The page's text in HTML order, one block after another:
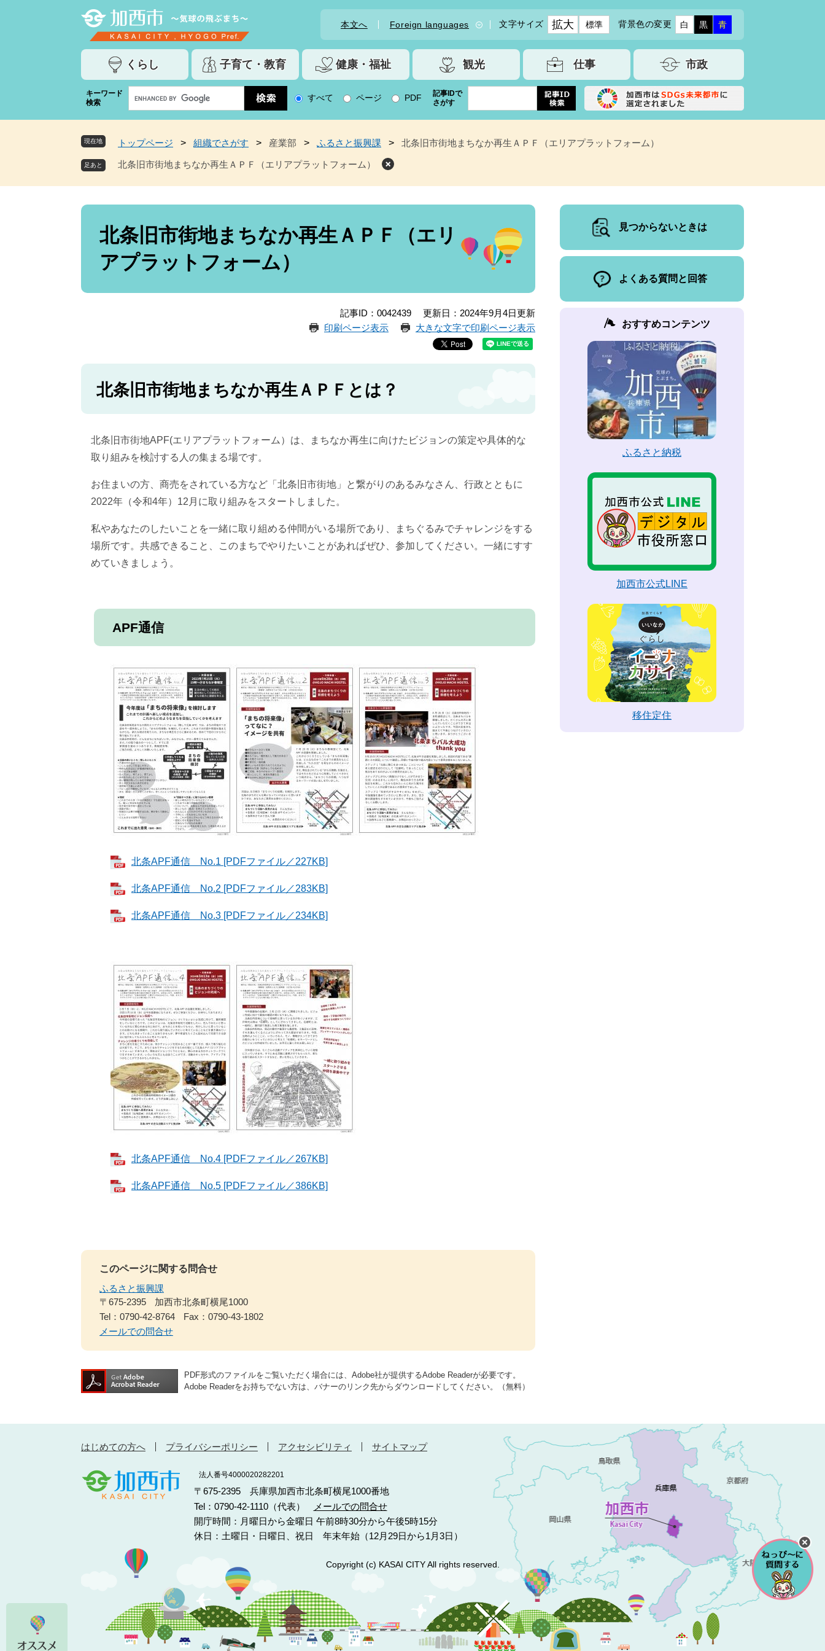
本文へ Foreign languages 文字サイズ 拡大 標準 背景色の変更 白 黒 青
くらし 子育て・教育 健康・福祉 観光 仕事 市政
キーワード
検索
o
l
カ
索
すべて ページ PDF
記事IDで
さがす
現在地 トップページ > 組織でさがす > 産業部 > ふるさと振興課 > 北条旧市街地まちなか再生ＡＰＦ（エリアプラットフォーム）
北条旧市街地まちなか再生ＡＰＦ（エリアプラットフォーム）
本
北条旧市街地まちなか再生ＡＰＦ（エリ
アプラットフォーム）
記事ID：0042439
更新日：2024年9月4日更新
印刷ページ表示
大きな文字で印刷ページ表示
​北条旧市街地まちなか再生ＡＰＦとは？
北条旧市街地APF(エリアプラットフォーム）は、まちなか再生に向けたビジョンの策定や具体的な
取り組みを検討する人の集まる場です。
お住まいの方、商売をされている方など「北条旧市街地」と繋がりのあるみなさん、行政とともに
2022年（令和4年）12月に取り組みをスタートしました。
私やあなたのしたいことを一緒に取り組める仲間がいる場所であり、まちぐるみでチャレンジをする
場所です。共感できること、このまちでやりたいことがあればぜひ、参加してください。一緒にすす
めていきましょう。
APF通信
北条APF通信 No.1 [PDFファイル／227KB]
北条APF通信 No.2 [PDFファイル／283KB]
北条APF通信 No.3 [PDFファイル／234KB]
北条APF通信 No.4 [PDFファイル／267KB]
北条APF通信 No.5 [PDFファイル／386KB]
このページに関する問合せ
ふるさと振興課
〒675-2395
加西市北条町横尾1000
Tel：0790-42-8764
Fax：0790-43-1802
メールでの問合せ
PDF形式のファイルをご覧いただく場合には、Adobe社が提供するAdobe Readerが必要です。
Adobe Readerをお持ちでない方は、バナーのリンク先からダウンロードしてください。（無料）
見つからないときは
よくある質問と回答
おすすめコンテンツ
ふるさと納税
加西市公式LINE
移住定住
はじめての方へ プライバシーポリシー アクセシビリティ サイトマップ
法人番号4000020282201
〒675-2395 兵庫県加西市北条町横尾1000番地
Tel：0790-42-1110（代表）
メールでの問合せ
開庁時間：月曜日から金曜日 午前8時30分から午後5時15分
休日：土曜日・日曜日、祝日 年末年始（12月29日から1月3日）
Copyright (c) KASAI CITY All rights reserved.